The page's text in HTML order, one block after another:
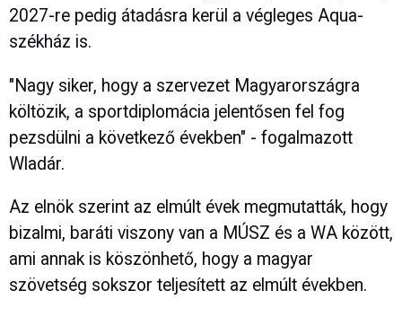
2027-re pedig átadásra kerül a végleges Aqua-
székház is.
"Nagy siker, hogy a szervezet Magyarországra
költözik, a sportdiplomácia jelentősen fel fog
pezsdülni a következő években" - fogalmazott
Wladár.
Az elnök szerint az elmúlt évek megmutatták, hogy
bizalmi, baráti viszony van a MÚSZ és a WA között,
ami annak is köszönhető, hogy a magyar
szövetség sokszor teljesített az elmúlt években.